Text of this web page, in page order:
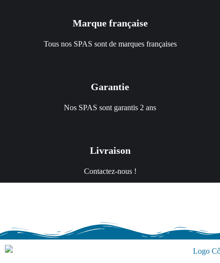
Marque française
Tous nos SPAS sont de marques françaises
Garantie
Nos SPAS sont garantis 2 ans
Livraison
Contactez-nous !